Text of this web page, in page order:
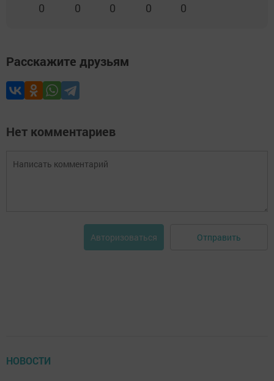
0 0 0 0 0
Расскажите друзьям
Нет комментариев
Авторизоваться Отправить
НОВОСТИ